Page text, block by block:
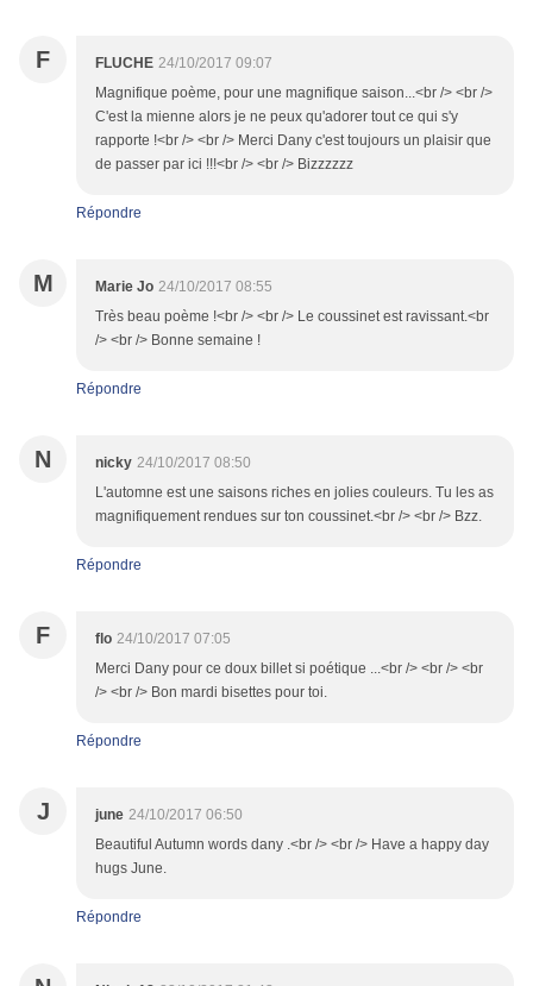
F FLUCHE 24/10/2017 09:07
Magnifique poème, pour une magnifique saison...<br /> <br />
C'est la mienne alors je ne peux qu'adorer tout ce qui s'y
rapporte !<br /> <br /> Merci Dany c'est toujours un plaisir que
de passer par ici !!!<br /> <br /> Bizzzzzz
Répondre
M Marie Jo 24/10/2017 08:55
Très beau poème !<br /> <br /> Le coussinet est ravissant.<br
/> <br /> Bonne semaine !
Répondre
N nicky 24/10/2017 08:50
L'automne est une saisons riches en jolies couleurs. Tu les as
magnifiquement rendues sur ton coussinet.<br /> <br /> Bzz.
Répondre
F flo 24/10/2017 07:05
Merci Dany pour ce doux billet si poétique ...<br /> <br /> <br
/> <br /> Bon mardi bisettes pour toi.
Répondre
J june 24/10/2017 06:50
Beautiful Autumn words dany .<br /> <br /> Have a happy day
hugs June.
Répondre